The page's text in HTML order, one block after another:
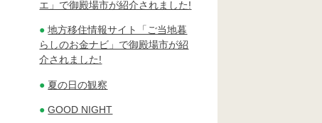
エ」で御殿場市が紹介されました!
地方移住情報サイト「ご当地暮
らしのお金ナビ」で御殿場市が紹
介されました!
夏の日の観察
GOOD NIGHT